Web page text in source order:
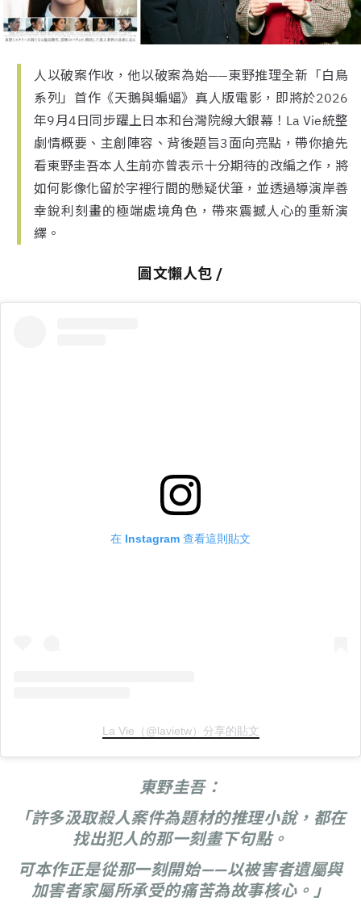
人以破案作收，他以破案為始——東野推理全新「白鳥
系列」首作《天鵝與蝙蝠》真人版電影，即將於2026
年9月4日同步躍上日本和台灣院線大銀幕！La Vie統整
劇情概要、主創陣容、背後題旨3面向亮點，帶你搶先
看東野圭吾本人生前亦曾表示十分期待的改編之作，將
如何影像化留於字裡行間的懸疑伏筆，並透過導演岸善
幸銳利刻畫的極端處境角色，帶來震撼人心的重新演
繹。
圖文懶人包 /
在 Instagram 查看這則貼文
La Vie（@lavietw）分享的貼文
東野圭吾：
「許多汲取殺人案件為題材的推理小說，都在
找出犯人的那一刻畫下句點。
可本作正是從那一刻開始——以被害者遺屬與
加害者家屬所承受的痛苦為故事核心。」